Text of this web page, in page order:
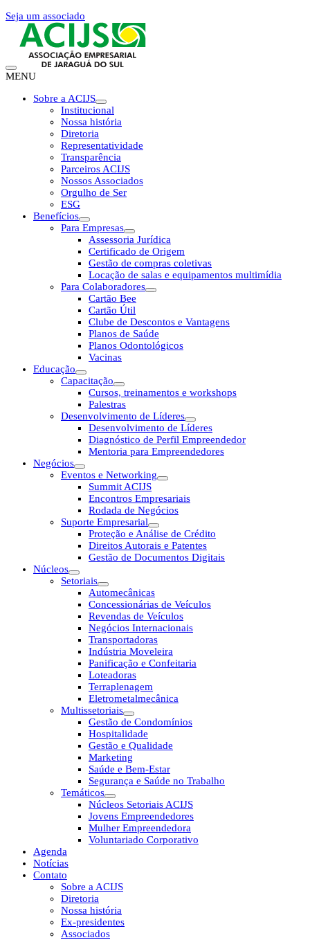
Seja um associado
MENU
Sobre a ACIJS
Institucional
Nossa história
Diretoria
Representatividade
Transparência
Parceiros ACIJS
Nossos Associados
Orgulho de Ser
ESG
Benefícios
Para Empresas
Assessoria Jurídica
Certificado de Origem
Gestão de compras coletivas
Locação de salas e equipamentos multimídia
Para Colaboradores
Cartão Bee
Cartão Útil
Clube de Descontos e Vantagens
Planos de Saúde
Planos Odontológicos
Vacinas
Educação
Capacitação
Cursos, treinamentos e workshops
Palestras
Desenvolvimento de Líderes
Desenvolvimento de Líderes
Diagnóstico de Perfil Empreendedor
Mentoria para Empreendedores
Negócios
Eventos e Networking
Summit ACIJS
Encontros Empresariais
Rodada de Negócios
Suporte Empresarial
Proteção e Análise de Crédito
Direitos Autorais e Patentes
Gestão de Documentos Digitais
Núcleos
Setoriais
Automecânicas
Concessionárias de Veículos
Revendas de Veículos
Negócios Internacionais
Transportadoras
Indústria Moveleira
Panificação e Confeitaria
Loteadoras
Terraplenagem
Eletrometalmecânica
Multissetoriais
Gestão de Condomínios
Hospitalidade
Gestão e Qualidade
Marketing
Saúde e Bem-Estar
Segurança e Saúde no Trabalho
Temáticos
Núcleos Setoriais ACIJS
Jovens Empreendedores
Mulher Empreendedora
Voluntariado Corporativo
Agenda
Notícias
Contato
Sobre a ACIJS
Diretoria
Nossa história
Ex-presidentes
Associados